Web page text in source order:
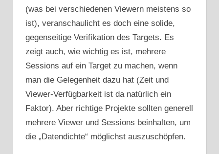
(was bei verschiedenen Viewern meistens so
ist), veranschaulicht es doch eine solide,
gegenseitige Verifikation des Targets. Es
zeigt auch, wie wichtig es ist, mehrere
Sessions auf ein Target zu machen, wenn
man die Gelegenheit dazu hat (Zeit und
Viewer-Verfügbarkeit ist da natürlich ein
Faktor). Aber richtige Projekte sollten generell
mehrere Viewer und Sessions beinhalten, um
die „Datendichte“ möglichst auszuschöpfen.